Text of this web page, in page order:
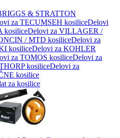
& STRATTON
za TECUMSEH kosiliceDelovi
kosiliceDelovi za VILLAGER /
/ MTD kosiliceDelovi za
kosiliceDelovi za KOHLER
za TOMOS kosiliceDelovi za
kosiliceDelovi za
kosilice
za kosilice